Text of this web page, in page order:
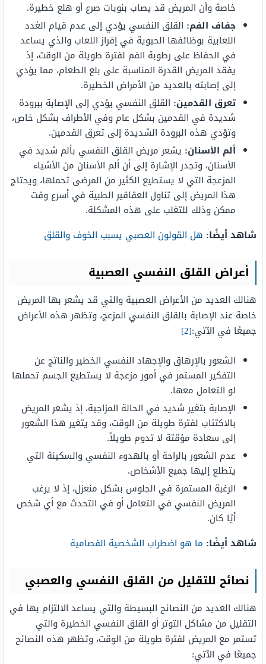
خاصة وأن المريض قد يصاب بنوبات صرع أو هلع خطيرة.
جفاف الفم: القلق النفسي يؤدي إلى عدم قيام الغدد
اللعابية بوظائفها الحيوية في إفراز اللعاب والذي يساعد
في الحفاظ على رطوبة الفم لفترة طويلة من الوقت، إذ
يفقد المريض القدرة المناسبة على بلع الطعام، مما يؤدي
إلى إصابته بالعديد من الأمراض الخطيرة.
تعرق القدمين: القلق النفسي يؤدي إلى الإصابة ببرودة
شديدة في القدمين بشكل عام وفي الأطراف بشكل خاص،
وتؤدي هذه البرودة الشديدة إلى تعرق القدمين.
ألم الأسنان: يشعر مريض القلق النفسي بألم شديد في
الأسنان، وتجدر الإشارة إلى أن ألم الأسنان من الأشياء
المزعجة التي لا يستطيع الكثير من المرضى تحملها، ويحتاج
هذا المريض إلى تناول العقاقير الطبية في أسرع وقت
ممكن وذلك للتغلب على هذه المشكلة.
شاهد أيضًا: هل القولون العصبي يسبب الخوف والقلق
أعراض القلق النفسي العصبية
هنالك العديد من الأعراض العصبية والتي قد يشعر بها المريض
خاصة عند الإصابة بالقلق النفسي المزعج، وتظهر هذه الأعراض
جميعًا في الآتي:[2]
الشعور بالإرهاق والإجهاد النفسي الخطير والناتج عن
التفكير المستمر في أمور مزعجة لا يستطيع الجسم تحملها
لو التعامل معها.
الإصابة بتغير شديد في الحالة المزاجية، إذ يشعر المريض
بالاكتئاب لفترة طويلة من الوقت، وقد يتغير هذا الشعور
إلى سعادة مؤقتة لا تدوم طويلاً.
عدم الشعور بالراحة أو بالهدوء النفسي والسكينة التي
يتطلع إليها جميع الأشخاص.
الرغبة المستمرة في الجلوس بشكل منعزل، إذ لا يرغب
المريض النفسي في التعامل أو في التحدث مع أي شخص
أيًا كان.
شاهد أيضًا: ما هو اضطراب الشخصية الفصامية
نصائح للتقليل من القلق النفسي والعصبي
هنالك العديد من النصائح البسيطة والتي يساعد الالتزام بها في
التقليل من مشاكل التوتر أو القلق النفسي الخطيرة والتي
تستمر مع المريض لفترة طويلة من الوقت، وتظهر هذه النصائح
جميعًا في الآتي: